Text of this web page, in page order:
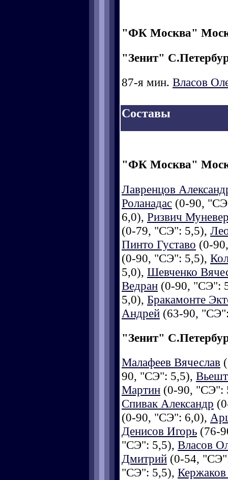
"ФК Москва"
"Зенит"
87-я мин. Власов
Составы
"ФК Москва"
Лавренцов
Роланадас (0-90,
6,0), Ризвич
(0-79, "СЭ": 5,5),
Пинто Густаво (0-
(0-90, "СЭ": 5,5),
5,0), Шевченко
Ведран (0-90, "СЭ":
5,0), Бракамонте
Андрей (63-90,
"Зенит"
Малафеев Вячеслав
90, "СЭ": 5,5),
Мартин (0-90, "СЭ":
Спивак Александр
(0-90, "СЭ": 6,0),
Денисов Игорь (76-
"СЭ": 5,5), Власов
Дмитрий (0-54,
"СЭ": 5,5),